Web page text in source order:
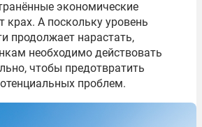
экономические
крах. А поскольку уровень
продолжает нарастать,
необходимо действовать
чтобы предотвратить
проблем.